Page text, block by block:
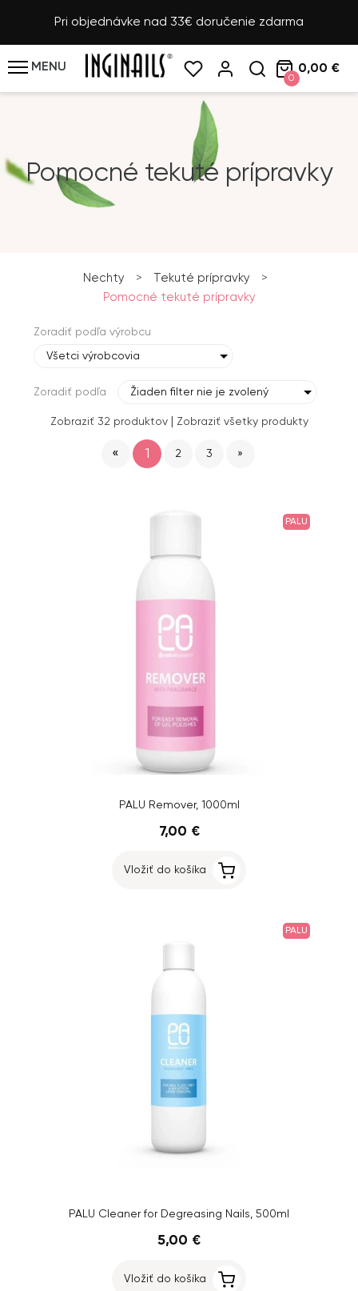
Pri objednávke nad 33€ doručenie zdarma
MENU
0
0,00 €
Pomocné tekuté prípravky
Nechty > Tekuté prípravky
>
Pomocné tekuté prípravky
Zoradiť podľa výrobcu
Všetci výrobcovia
Zoradiť podľa Žiaden filter nie je zvolený
Zobraziť 32 produktov| Zobraziť všetky produkty
« 1 2 3 »
PALU
PALU Remover, 1000ml
7,00 €
Vložiť do košíka
PALU
PALU Cleaner for Degreasing Nails, 500ml
5,00 €
Vložiť do košíka